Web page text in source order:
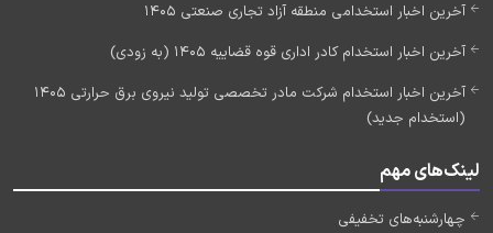
آخرین اخبار استخدامی منطقه آزاد تجاری صنعتی 1405
آخرین اخبار استخدام کادر اداری قوه قضاییه 1405 (به زودی)
آخرین اخبار استخدام شرکت مادر تخصصی تولید نیروی برق حرارتی 1405
(استخدام جدید)
لینک‌های مهم
چهارشنبه‌های تخفیفی